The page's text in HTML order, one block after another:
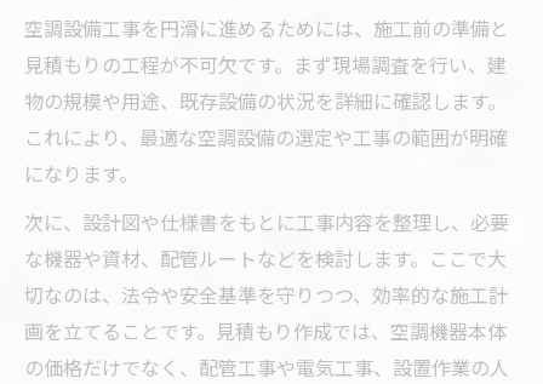
空調設備工事を円滑に進めるためには、施工前の準備と
見積もりの工程が不可欠です。まず現場調査を行い、建
物の規模や用途、既存設備の状況を詳細に確認します。
これにより、最適な空調設備の選定や工事の範囲が明確
になります。
次に、設計図や仕様書をもとに工事内容を整理し、必要
な機器や資材、配管ルートなどを検討します。ここで大
切なのは、法令や安全基準を守りつつ、効率的な施工計
画を立てることです。見積もり作成では、空調機器本体
の価格だけでなく、配管工事や電気工事、設置作業の人